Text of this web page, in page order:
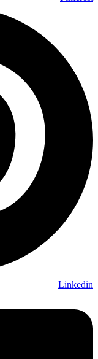
Linkedin